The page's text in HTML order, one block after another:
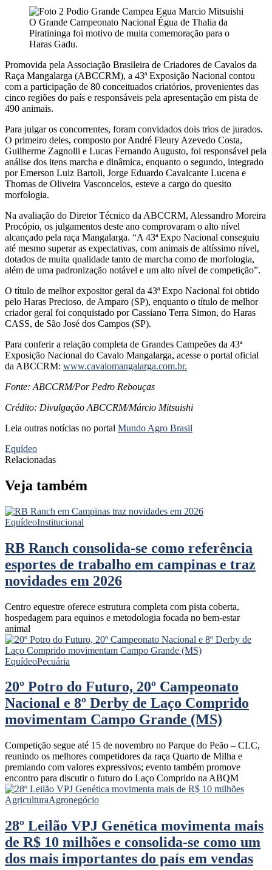
O Grande Campeonato Nacional Égua de Thalia da
Piratininga foi motivo de muita comemoração para o
Haras Gadu.
Promovida pela Associação Brasileira de Criadores de Cavalos da
Raça Mangalarga (ABCCRM), a 43ª Exposição Nacional contou
com a participação de 80 conceituados criatórios, provenientes das
cinco regiões do país e responsáveis pela apresentação em pista de
490 animais.
Para julgar os concorrentes, foram convidados dois trios de jurados.
O primeiro deles, composto por André Fleury Azevedo Costa,
Guilherme Zagnolli e Lucas Fernando Augusto, foi responsável pela
análise dos itens marcha e dinâmica, enquanto o segundo, integrado
por Emerson Luiz Bartoli, Jorge Eduardo Cavalcante Lucena e
Thomas de Oliveira Vasconcelos, esteve a cargo do quesito
morfologia.
Na avaliação do Diretor Técnico da ABCCRM, Alessandro Moreira
Procópio, os julgamentos deste ano comprovaram o alto nível
alcançado pela raça Mangalarga. “A 43ª Expo Nacional conseguiu
até mesmo superar as expectativas, com animais de altíssimo nível,
dotados de muita qualidade tanto de marcha como de morfologia,
além de uma padronização notável e um alto nível de competição”.
O título de melhor expositor geral da 43ª Expo Nacional foi obtido
pelo Haras Precioso, de Amparo (SP), enquanto o título de melhor
criador geral foi conquistado por Cassiano Terra Simon, do Haras
CASS, de São José dos Campos (SP).
Para conferir a relação completa de Grandes Campeões da 43ª
Exposição Nacional do Cavalo Mangalarga, acesse o portal oficial
da ABCCRM: www.cavalomangalarga.com.br.
Fonte: ABCCRM/Por Pedro Rebouças
Crédito: Divulgação ABCCRM/Márcio Mitsuishi
Leia outras notícias no portal Mundo Agro Brasil
Equídeo
Relacionadas
Veja também
EquídeoInstitucional
RB Ranch consolida-se como referência
esportes de trabalho em campinas e traz
novidades em 2026
Centro equestre oferece estrutura completa com pista coberta,
hospedagem para equinos e metodologia focada no bem-estar
animal
EquídeoPecuária
20º Potro do Futuro, 20º Campeonato
Nacional e 8º Derby de Laço Comprido
movimentam Campo Grande (MS)
Competição segue até 15 de novembro no Parque do Peão – CLC,
reunindo os melhores competidores da raça Quarto de Milha e
premiando com valores expressivos; evento também promove
encontro para discutir o futuro do Laço Comprido na ABQM
AgriculturaAgronegócio
28º Leilão VPJ Genética movimenta mais
de R$ 10 milhões e consolida-se como um
dos mais importantes do país em vendas